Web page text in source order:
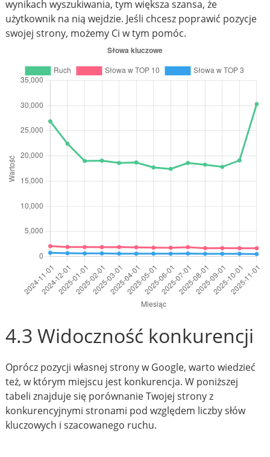
wynikach wyszukiwania, tym większa szansa, że
użytkownik na nią wejdzie. Jeśli chcesz poprawić pozycje
swojej strony, możemy Ci w tym pomóc.
4.3 Widoczność konkurencji
Oprócz pozycji własnej strony w Google, warto wiedzieć
też, w którym miejscu jest konkurencja. W poniższej
tabeli znajduje się porównanie Twojej strony z
konkurencyjnymi stronami pod względem liczby słów
kluczowych i szacowanego ruchu.